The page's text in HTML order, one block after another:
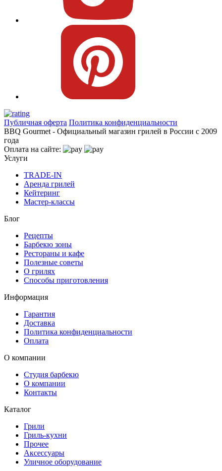
Публичная оферта Политика конфиденциальности
BBQ Gourmet - Официальный магазин грилей в России с 2009
года
Оплата на сайте:
Услуги
TRADE-IN
Аренда грилей
Кейтеринг
Мастер-классы
Блог
Рецепты
Барбекю зоны
Рестораны и кафе
Полезные советы
О грилях
Способы приготовления
Информация
Гарантия
Доставка
Политика конфиденциальности
Оплата
О компании
Студия барбекю
О компании
Контакты
Каталог
Грили
Гриль-кухни
Прочее
Аксессуары
Уличное оборудование